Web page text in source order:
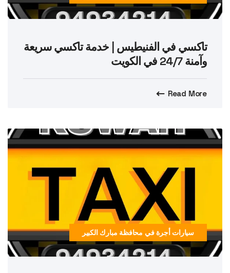
تاكسي في الفنيطيس | خدمة تاكسي سريعة
وآمنة 24/7 في الكويت
Read More
سيارات أجرة في محافظة مبارك الكبير